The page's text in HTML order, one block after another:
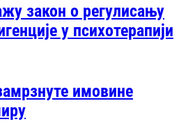
закон о регулисању
у психотерапији
имовине